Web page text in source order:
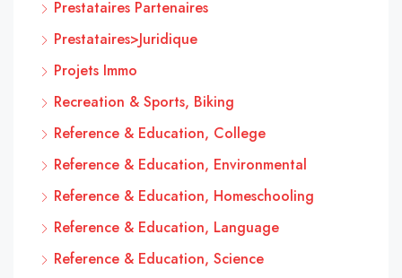
Prestataires Partenaires
Prestataires>Juridique
Projets Immo
Recreation & Sports, Biking
Reference & Education, College
Reference & Education, Environmental
Reference & Education, Homeschooling
Reference & Education, Language
Reference & Education, Science